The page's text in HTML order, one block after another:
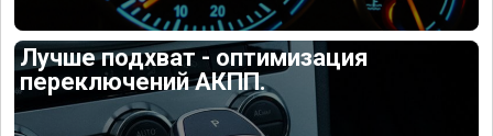
Лучше подхват - оптимизация
переключений АКПП.